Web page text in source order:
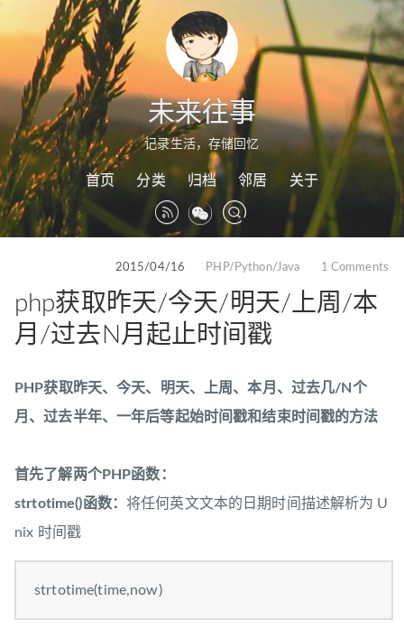
未来往事
记录生活，存储回忆
首页 分类 归档 邻居 关于
2015/04/16 PHP/Python/Java 1 Comments
php获取昨天/今天/明天/上周/本
月/过去N月起止时间戳
PHP获取昨天、今天、明天、上周、本月、过去几/N个
月、过去半年、一年后等起始时间戳和结束时间戳的方法
首先了解两个PHP函数：
strtotime()函数： 将任何英文文本的日期时间描述解析为 U
nix 时间戳
strtotime(time,now)